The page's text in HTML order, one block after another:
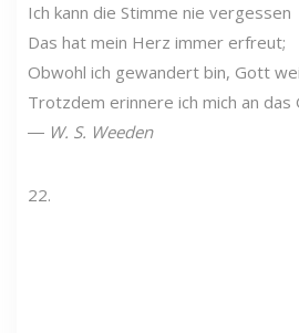
Ich kann die Stimme nie vergessen
Das hat mein Herz immer erfreut;
Obwohl ich gewandert bin, Gott
Trotzdem erinnere ich mich an
― W. S. Weeden
22.